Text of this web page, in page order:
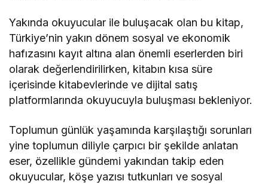
Yakında okuyucular ile buluşacak olan bu kitap,
Türkiye’nin yakın dönem sosyal ve ekonomik
hafızasını kayıt altına alan önemli eserlerden biri
olarak değerlendirilirken, kitabın kısa süre
içerisinde kitabevlerinde ve dijital satış
platformlarında okuyucuyla buluşması bekleniyor.
Toplumun günlük yaşamında karşılaştığı sorunları
yine toplumun diliyle çarpıcı bir şekilde anlatan
eser, özellikle gündemi yakından takip eden
okuyucular, köşe yazısı tutkunları ve sosyal